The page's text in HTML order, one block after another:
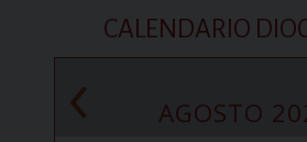
CALENDARIO
‹ AGOSTO